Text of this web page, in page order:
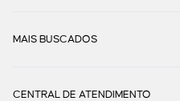
MAIS BUSCADOS
CENTRAL DE ATENDIMENTO